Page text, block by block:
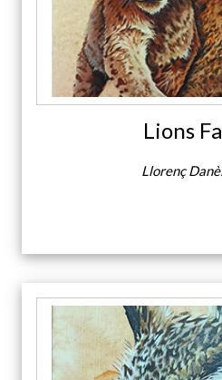
Lions
Llorenç